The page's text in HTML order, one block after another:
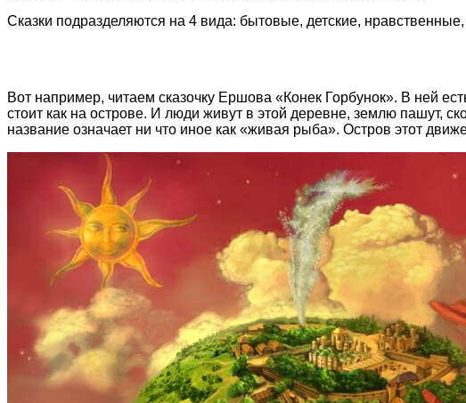
Сказки подразделяются на 4 вида: бытовые, детские,
Вот например, читаем сказочку Ершова «Конек Горбунок». В ней
стоит как на острове. И люди живут в этой деревне, землю пашут,
название означает ни что иное как «живая рыба». Остров этот